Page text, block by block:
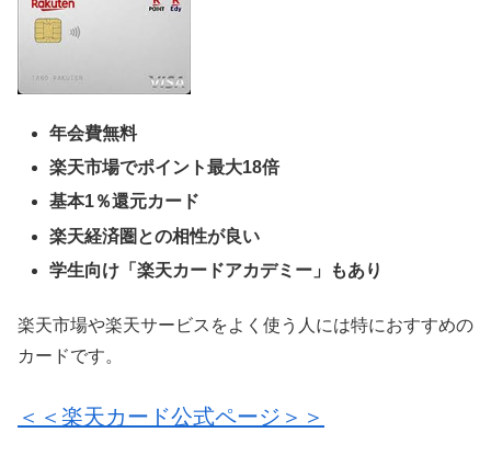
年会費無料
楽天市場でポイント最大18倍
基本1％還元カード
楽天経済圏との相性が良い
学生向け「楽天カードアカデミー」もあり
楽天市場や楽天サービスをよく使う人には特におすすめの
カードです。
＜＜楽天カード公式ページ＞＞